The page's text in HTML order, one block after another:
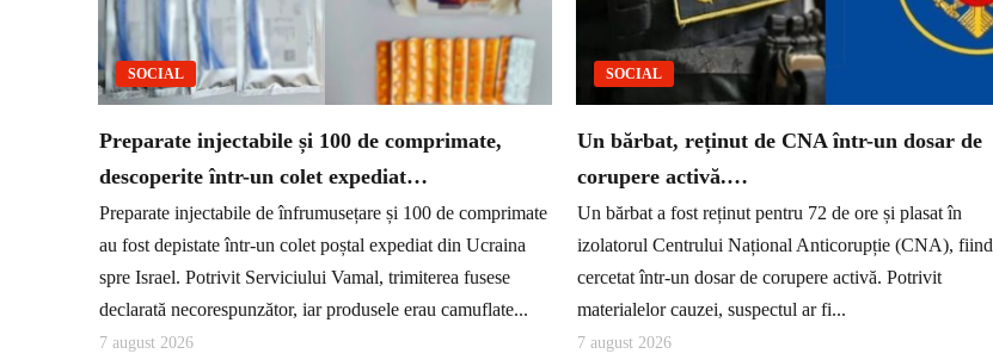
SOCIAL
Preparate injectabile și 100 de comprimate,
descoperite într-un colet expediat…
Preparate injectabile de înfrumusețare și 100 de comprimate
au fost depistate într-un colet poștal expediat din Ucraina
spre Israel. Potrivit Serviciului Vamal, trimiterea fusese
declarată necorespunzător, iar produsele erau camuflate...
7 august 2026
SOCIAL
Un bărbat, reținut de CNA într-un dosar de
corupere activă.…
Un bărbat a fost reținut pentru 72 de ore și plasat în
izolatorul Centrului Național Anticorupție (CNA), fiind
cercetat într-un dosar de corupere activă. Potrivit
materialelor cauzei, suspectul ar fi...
7 august 2026